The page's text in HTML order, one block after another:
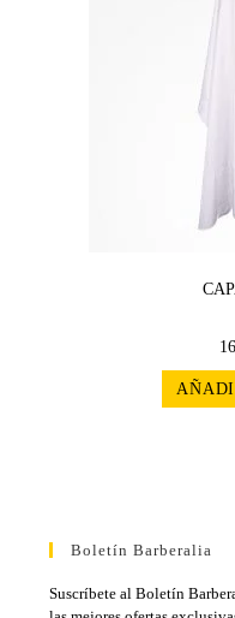
Boletín Barberalia
Suscríbete al Boletín